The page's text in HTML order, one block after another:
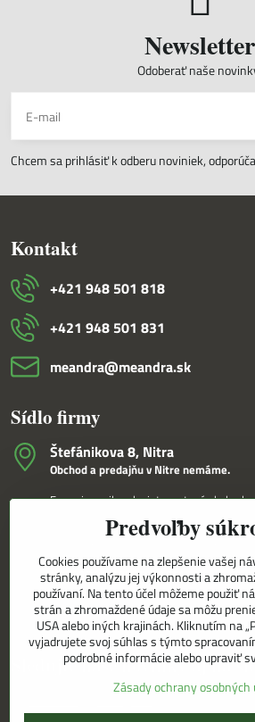
Newsletter
Odoberať naše
Chcem sa prihlásiť k odberu noviniek,
Kontakt
+421 948 501 818
+421 948 501 831
meandra​@meandra​.sk
Sídlo firmy
Štefánikova 8, Nitra
Obchod a predajňu v Nitre nemáme.
Fungujeme iba ako internetový obchod
V Nitre Vám tovar dovezieme osobne
objednávky a telefonického dohovoru.
Korešpondenčná adresa
MEANDRA,s.r.o.
P.O.BOX 8/D
949 01 Nitra
Sledujte naše novinky aj na
Instagram
Predvoľby
Cookies používame na zlepšenie vašej
stránky, analýzu jej výkonnosti a
používaní. Na tento účel môžeme použiť
strán a zhromaždené údaje sa môžu
USA alebo iných krajinách. Kliknutím na
vyjadrujete svoj súhlas s týmto
podrobné informácie alebo upraviť
Zásady ochrany osobných